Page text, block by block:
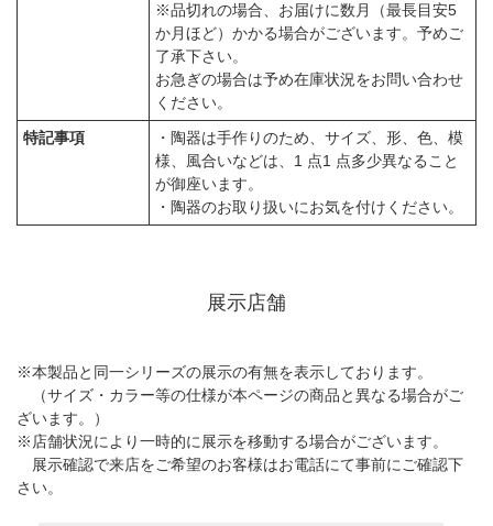
※品切れの場合、お届けに数月（最長目安5
か月ほど）かかる場合がございます。予めご
了承下さい。
お急ぎの場合は予め在庫状況をお問い合わせ
ください。
特記事項
・陶器は手作りのため、サイズ、形、色、模
様、風合いなどは、1 点1 点多少異なること
が御座います。
・陶器のお取り扱いにお気を付けください。
展示店舗
※本製品と同一シリーズの展示の有無を表示しております。
（サイズ・カラー等の仕様が本ページの商品と異なる場合がご
ざいます。）
※店舗状況により一時的に展示を移動する場合がございます。
展示確認で来店をご希望のお客様はお電話にて事前にご確認下
さい。